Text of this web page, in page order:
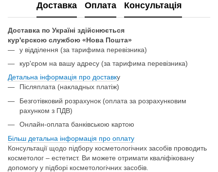
Доставка Оплата Консультація
Доставка по Україні здійснюється
кур'єрскою службою «Нова Пошта»
у відділення (за тарифима перевізника)
кур'єром на вашу адресу (за тарифима перевізника)
Детальна інформація про доставку
Післяплата (накладных платіж)
Безготівковий розрахунок (оплата за розрахунковим
рахунком з ПДВ)
Онлайн-оплата банківською картою
Більш детальна інформація про оплату
Консультації щодо підбору косметологічних засобів проводить
косметолог – естетист. Ви можете отримати кваліфіковану
допомогу у підборі косметологічних засобів.